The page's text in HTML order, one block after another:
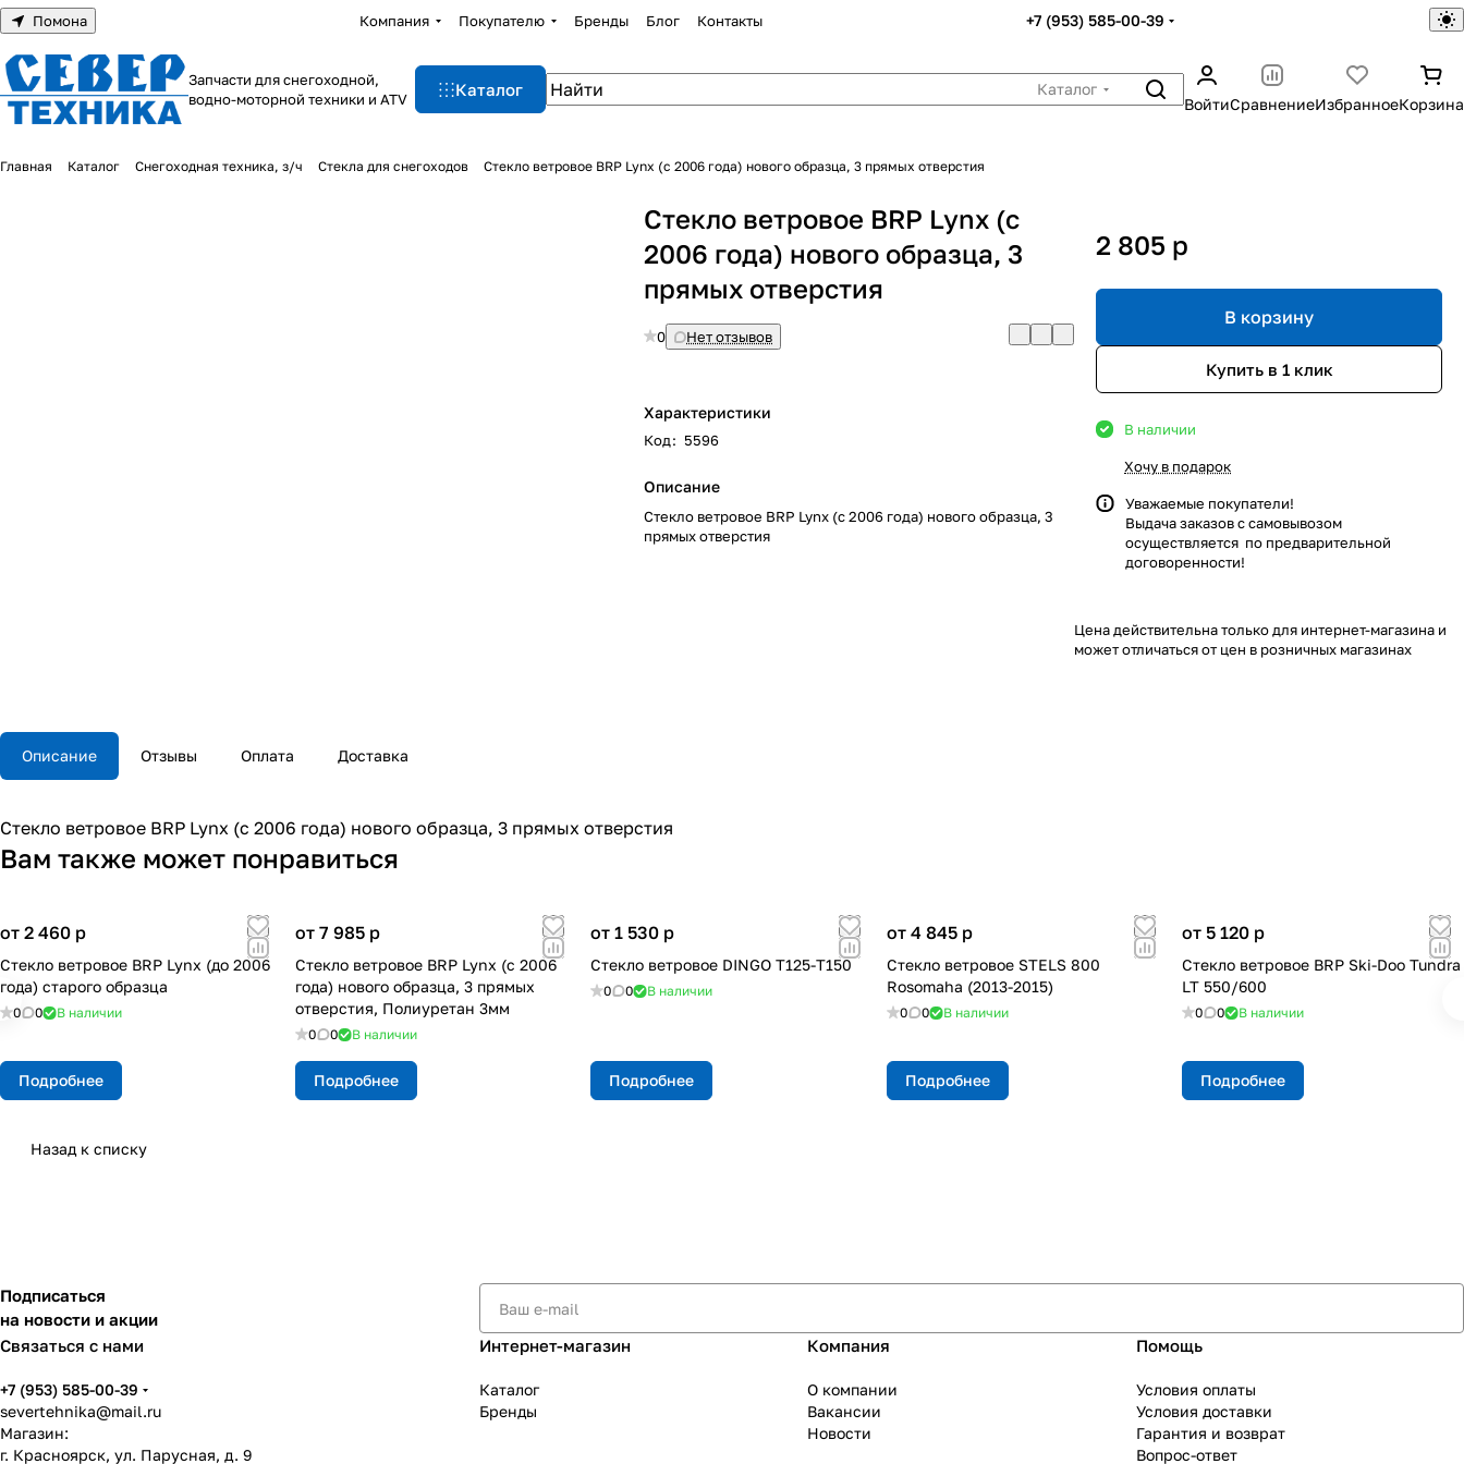
Помона Компания Покупателю Бренды Блог Контакты +7 (953) 585-00-39
Запчасти для снегоходной,
водно-моторной техники и ATV
Каталог
Каталог
ВойтиСравнениеИзбранноеКорзина
Главная Каталог Снегоходная техника, з/ч Стекла для снегоходов Стекло ветровое BRP Lynx (c 2006 года) нового образца, 3 прямых отверстия
Стекло ветровое BRP Lynx (c
2006 года) нового образца, 3
прямых отверстия
0 Нет отзывов
Характеристики
Код: 5596
Описание
Стекло ветровое BRP Lynx (c 2006 года) нового образца, 3
прямых отверстия
2 805 p
В корзину
Купить в 1 клик
В наличии
Хочу в подарок
Уважаемые покупатели!
Выдача заказов с самовывозом
осуществляется по предварительной
договоренности!
Цена действительна только для интернет-магазина и
может отличаться от цен в розничных магазинах
Описание Отзывы Оплата Доставка
Стекло ветровое BRP Lynx (c 2006 года) нового образца, 3 прямых отверстия
Вам также может понравиться
от 2 460 p
Стекло ветровое BRP Lynx (до 2006
года) старого образца
0 0 В наличии
Подробнее
от 7 985 p
Стекло ветровое BRP Lynx (c 2006
года) нового образца, 3 прямых
отверстия, Полиуретан 3мм
0 0 В наличии
Подробнее
от 1 530 p
Стекло ветровое DINGO Т125-Т150
0 0 В наличии
Подробнее
от 4 845 p
Стекло ветровое STELS 800
Rosomaha (2013-2015)
0 0 В наличии
Подробнее
от 5 120 p
Стекло ветровое BRP Ski-Doo Tundra
LT 550/600
0 0 В наличии
Подробнее
Назад к списку
Подписаться
на новости и акции
Связаться с нами
+7 (953) 585-00-39
severtehnika@mail.ru
Магазин:
г. Красноярск, ул. Парусная, д. 9
Интернет-магазин
Каталог
Бренды
Компания
О компании
Вакансии
Новости
Помощь
Условия оплаты
Условия доставки
Гарантия и возврат
Вопрос-ответ